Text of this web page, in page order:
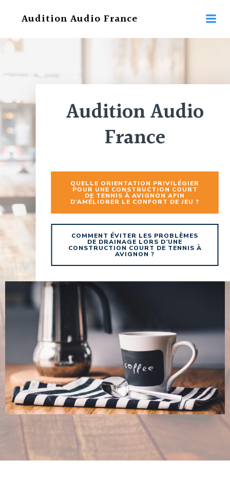
au
Audition Audio France
Audition Audio
France
QUELLE ORIENTATION PRIVILÉGIER
POUR UNE CONSTRUCTION COURT
DE TENNIS À AVIGNON AFIN
D’AMÉLIORER LE CONFORT DE JEU ?
COMMENT ÉVITER LES PROBLÈMES
DE DRAINAGE LORS D’UNE
CONSTRUCTION COURT DE TENNIS À
AVIGNON ?